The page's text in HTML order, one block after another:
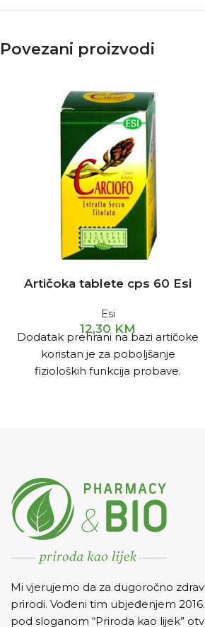
Povezani proizvodi
Artičoka tablete cps 60 Esi
Esi
12,30 KM
Dodatak prehrani na bazi artičoke
koristan je za poboljšanje
fizioloških funkcija probave.
Mi vjerujemo da za dugoročno
prirodi. Vođeni tim ubjeđenjem
pod sloganom “Priroda kao lijek”